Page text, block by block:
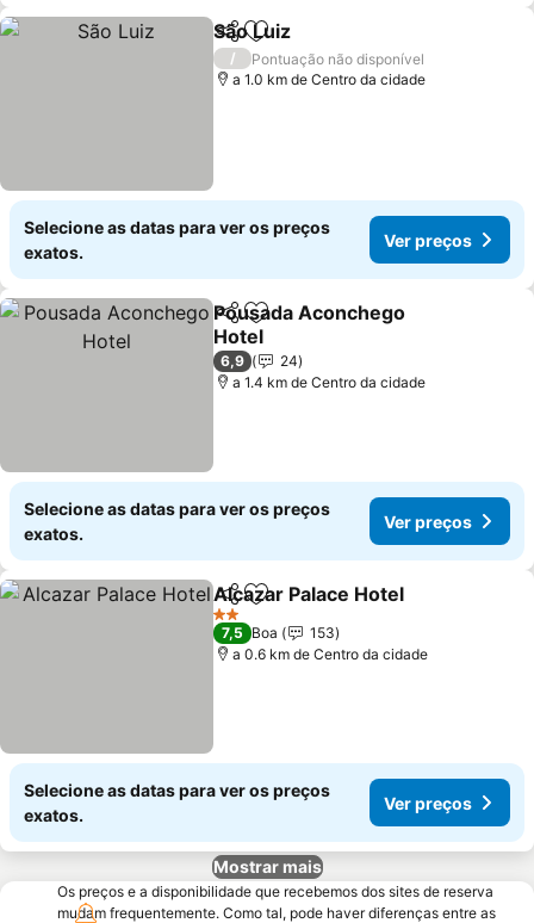
PartilharAdicionar aos favoritos
São Luiz
/
Pontuação não disponível
a 1.0 km de Centro da cidade
Selecione as datas para ver os preços
exatos.
Ver preços
PartilharAdicionar aos favoritos
Pousada Aconchego
Hotel
Ver preços
6,9
24
a 1.4 km de Centro da cidade
Selecione as datas para ver os preços
exatos.
Ver preços
PartilharAdicionar aos favoritos
Alcazar Palace Hotel
2 Estrelas
7,5 Boa
153
a 0.6 km de Centro da cidade
Selecione as datas para ver os preços
exatos.
Ver preços
Mostrar mais
Os preços e a disponibilidade que recebemos dos sites de reserva
mudam frequentemente. Como tal, pode haver diferenças entre as